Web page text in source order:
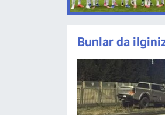
Bunlar da